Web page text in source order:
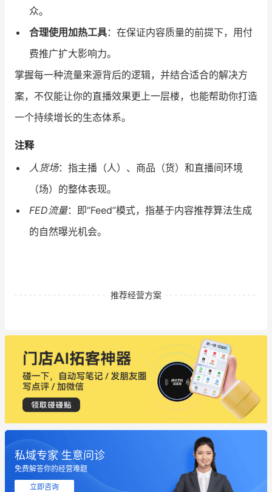
众。
合理使用加热工具：在保证内容质量的前提下，用付
费推广扩大影响力。
掌握每一种流量来源背后的逻辑，并结合适合的解决方
案，不仅能让你的直播效果更上一层楼，也能帮助你打造
一个持续增长的生态体系。
注释
人货场：指主播（人）、商品（货）和直播间环境
（场）的整体表现。
FED流量：即“Feed”模式，指基于内容推荐算法生成
的自然曝光机会。
推荐经营方案
私域专家 生意问诊
免费解答你的经营难题
立即咨询
这个营销策划案例推荐大家看一下
用有赞就能在微信、小红书同时经营了